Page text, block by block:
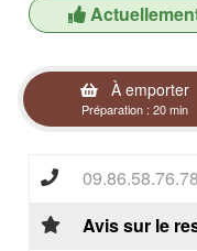
À emporter
Préparation : 20 min
09.86.58.76.78
Avis sur le